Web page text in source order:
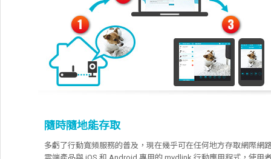
隨時隨地能存取
多虧了行動寬頻服務的普及，現在幾乎可在任何地方存取網際網